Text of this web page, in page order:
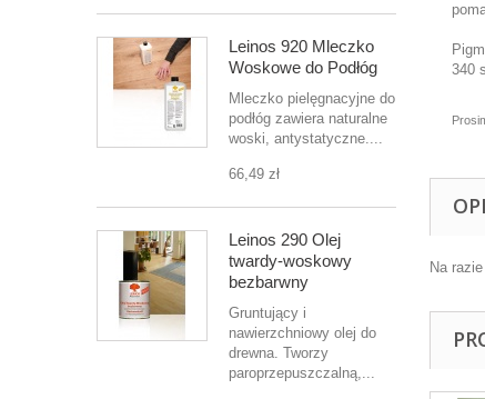
Leinos 920 Mleczko
Woskowe do Podłóg
Mleczko pielęgnacyjne do
podłóg zawiera naturalne
woski, antystatyczne....
66,49 zł
Leinos 290 Olej
twardy-woskowy
bezbarwny
Gruntujący i
nawierzchniowy olej do
drewna. Tworzy
paroprzepuszczalną,...
340
Na